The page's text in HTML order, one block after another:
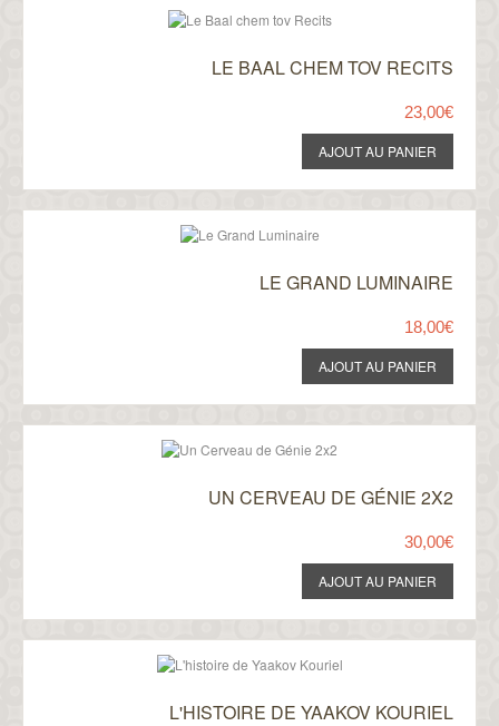
LE BAAL CHEM TOV RECITS
23,00€
LE GRAND LUMINAIRE
18,00€
UN CERVEAU DE GÉNIE 2X2
30,00€
L'HISTOIRE DE YAAKOV KOURIEL